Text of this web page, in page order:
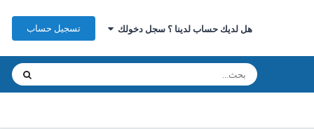
هل لديك حساب لدينا ؟ سجل دخولك تسجيل حساب